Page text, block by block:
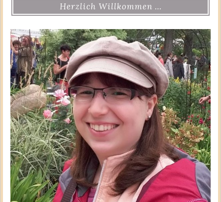
Herzlich Willkommen …